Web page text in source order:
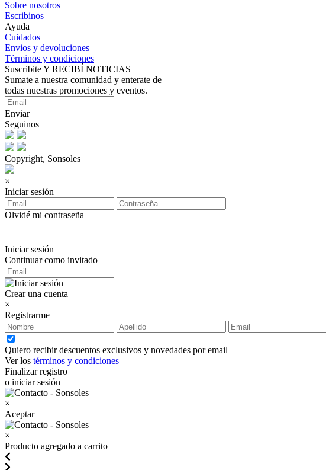
Sobre nosotros
Escribinos
Ayuda
Cuidados
Envios y devoluciones
Términos y condiciones
Suscribite Y RECIBÍ NOTICIAS
Sumate a nuestra comunidad y enterate de
todas nuestras promociones y eventos.
Enviar
Seguinos
Copyright, Sonsoles
×
Iniciar sesión
Olvidé mi contraseña
Iniciar sesión
Continuar como invitado
Crear una cuenta
×
Registrarme
Quiero recibir descuentos exclusivos y novedades por email
Ver los términos y condiciones
Finalizar registro
o iniciar sesión
×
Aceptar
×
Producto agregado a carrito